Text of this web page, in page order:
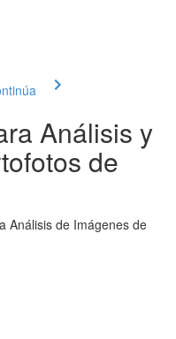
Análisis y
de
Análisis de Imágenes de